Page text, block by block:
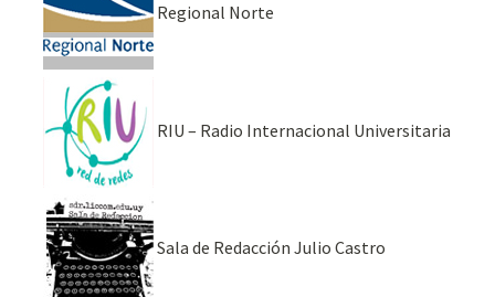
Regional Norte
RIU – Radio Internacional Universitaria
Sala de Redacción Julio Castro